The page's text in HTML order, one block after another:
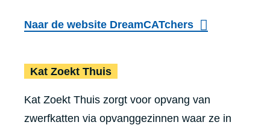
Naar de website DreamCATchers
Kat Zoekt Thuis
Kat Zoekt Thuis zorgt voor opvang van
zwerfkatten via opvanggezinnen waar ze in